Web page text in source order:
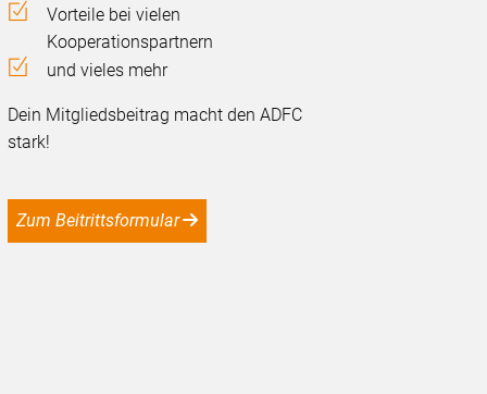
Vorteile bei vielen
Kooperationspartnern
und vieles mehr
Dein Mitgliedsbeitrag macht den ADFC
stark!
Zum Beitrittsformular